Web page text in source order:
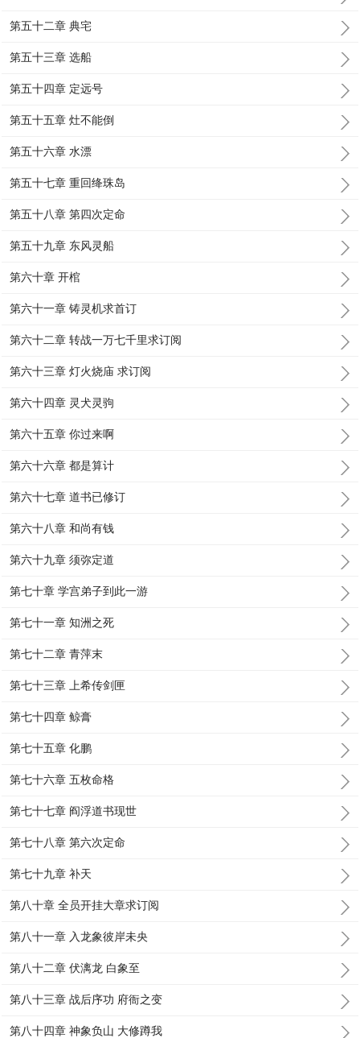
第五十二章 典宅
第五十三章 选船
第五十四章 定远号
第五十五章 灶不能倒
第五十六章 水漂
第五十七章 重回绛珠岛
第五十八章 第四次定命
第五十九章 东风灵船
第六十章 开棺
第六十一章 铸灵机求首订
第六十二章 转战一万七千里求订阅
第六十三章 灯火烧庙 求订阅
第六十四章 灵犬灵驹
第六十五章 你过来啊
第六十六章 都是算计
第六十七章 道书已修订
第六十八章 和尚有钱
第六十九章 须弥定道
第七十章 学宫弟子到此一游
第七十一章 知洲之死
第七十二章 青萍末
第七十三章 上希传剑匣
第七十四章 鲸膏
第七十五章 化鹏
第七十六章 五枚命格
第七十七章 阎浮道书现世
第七十八章 第六次定命
第七十九章 补天
第八十章 全员开挂大章求订阅
第八十一章 入龙象彼岸未央
第八十二章 伏漓龙 白象至
第八十三章 战后序功 府衙之变
第八十四章 神象负山 大修蹲我